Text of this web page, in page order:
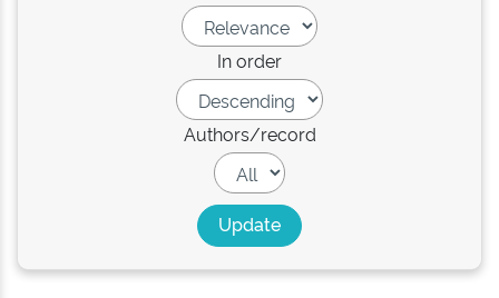
In order
Authors/record